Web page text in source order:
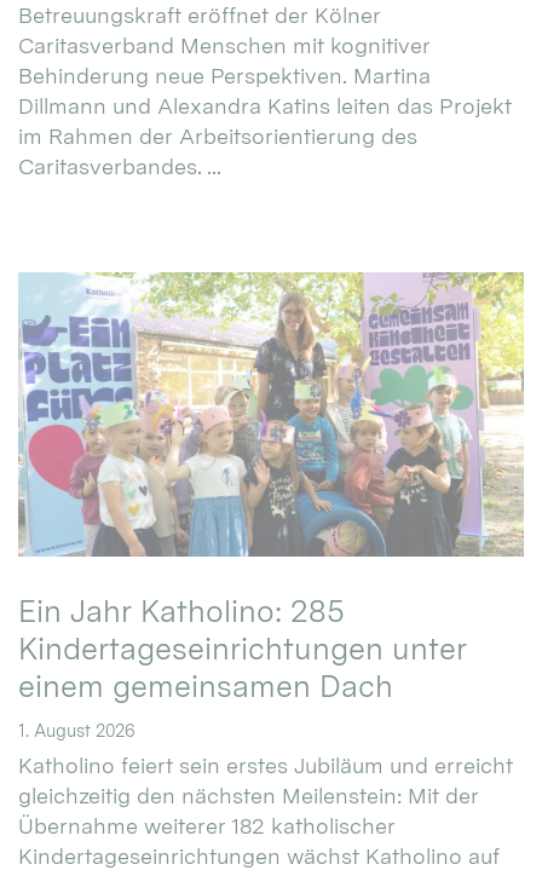
Betreuungskraft eröffnet der Kölner
Caritasverband Menschen mit kognitiver
Behinderung neue Perspektiven. Martina
Dillmann und Alexandra Katins leiten das Projekt
im Rahmen der Arbeitsorientierung des
Caritasverbandes. ...
Ein Jahr Katholino: 285
Kindertageseinrichtungen unter
einem gemeinsamen Dach
1. August 2026
Katholino feiert sein erstes Jubiläum und erreicht
gleichzeitig den nächsten Meilenstein: Mit der
Übernahme weiterer 182 katholischer
Kindertageseinrichtungen wächst Katholino auf